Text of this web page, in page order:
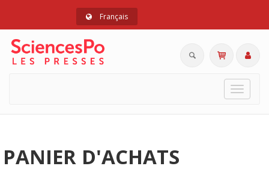
Français
Toggle
PANIER D'ACHATS